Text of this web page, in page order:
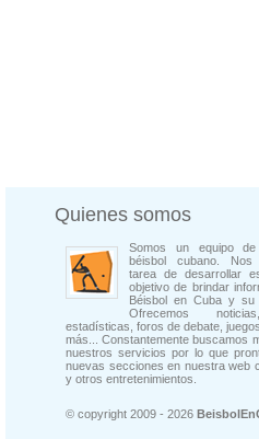
Quienes somos
Somos un equipo
béisbol cubano. Nos
tarea de desarrollar
objetivo de brindar
Béisbol en Cuba y su
Ofrecemos
estadísticas, foros de debate,
más... Constantemente buscamos
nuestros servicios por lo que
nuevas secciones en nuestra web
y otros entretenimientos.
© copyright 2009 - 2026